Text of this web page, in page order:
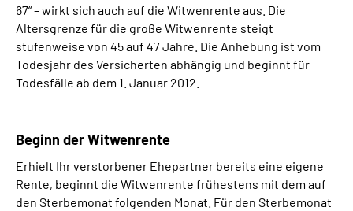
67“ – wirkt sich auch auf die Witwenrente aus. Die
Altersgrenze für die große Witwenrente steigt
stufenweise von 45 auf 47 Jahre. Die Anhebung ist vom
Todesjahr des Versicherten abhängig und beginnt für
Todesfälle ab dem 1. Januar 2012.
Beginn der Witwenrente
Erhielt Ihr verstorbener Ehepartner bereits eine eigene
Rente, beginnt die Witwenrente frühestens mit dem auf
den Sterbemonat folgenden Monat. Für den Sterbemonat